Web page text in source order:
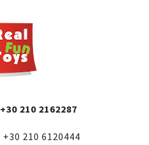
+30 210 2162287
+30 210 6120444